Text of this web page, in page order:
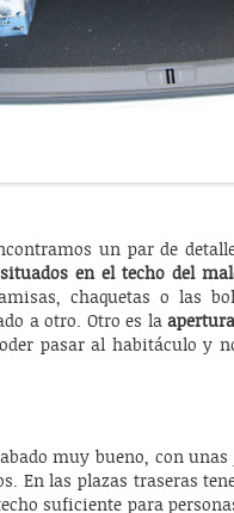
un par de
en el techo del
chaquetas o las
a otro. Otro es la
pasar al habitáculo y
muy bueno, con
En las plazas traseras
suficiente para